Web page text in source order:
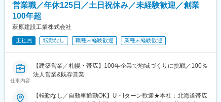
営業職／年休125日／土日祝休み／未経験歓迎／創業
100年超
萩原建設工業株式会社
正社員 転勤なし 職種未経験歓迎 業種未経験歓迎
仕事内容
【建築営業／札幌・帯広】100年企業で地域づくりに挑戦／100％
法人営業&既存営業
【転勤なし／自動車通勤OK】U・Iターン歓迎★本社：北海道帯広